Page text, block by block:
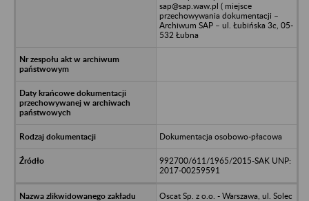
sap@sap.waw.pl ( miejsce
przechowywania dokumentacji –
Archiwum SAP – ul. Łubińska 3c, 05-
532 Łubna
Dokumentacja osobowo-płacowa
992700/611/1965/2015-SAK UNP:
2017-00259591
Oscat Sp. z o.o. - Warszawa, ul. Solec